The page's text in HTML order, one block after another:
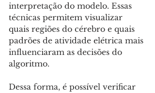
interpretação do modelo. Essas
técnicas permitem visualizar
quais regiões do cérebro e quais
padrões de atividade elétrica mais
influenciaram as decisões do
algoritmo.
Dessa forma, é possível verificar